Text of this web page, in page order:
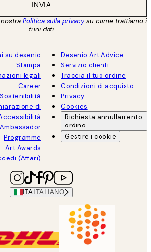
INVIA
nostra Politica sulla privacysu come trattiamo i
tuoi dati
su desenio
Stampa
legali
Career
Sostenibilità
di
Programme
Art Awards
(Affari)
Desenio Art Advice
Servizio clienti
Traccia il tuo ordine
Condizioni di acquisto
Privacy
Cookies
Richiesta annullamento
ordine
Gestire i cookie
ITA ITALIANO